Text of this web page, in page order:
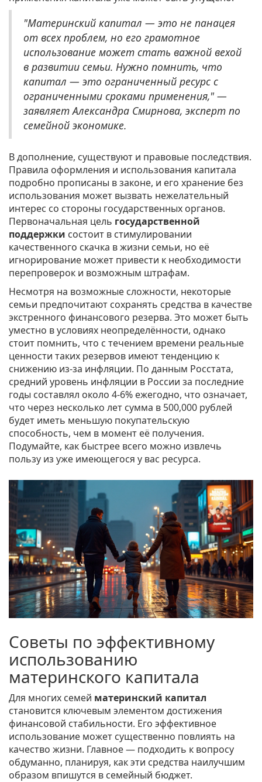
"Материнский капитал — это не панацея
от всех проблем, но его грамотное
использование может стать важной вехой
в развитии семьи. Нужно помнить, что
капитал — это ограниченный ресурс с
ограниченными сроками применения," —
заявляет Александра Смирнова, эксперт по
семейной экономике.
В дополнение, существуют и правовые последствия.
Правила оформления и использования капитала
подробно прописаны в законе, и его хранение без
использования может вызвать нежелательный
интерес со стороны государственных органов.
Первоначальная цель государственной
поддержки состоит в стимулировании
качественного скачка в жизни семьи, но её
игнорирование может привести к необходимости
перепроверок и возможным штрафам.
Несмотря на возможные сложности, некоторые
семьи предпочитают сохранять средства в качестве
экстренного финансового резерва. Это может быть
уместно в условиях неопределённости, однако
стоит помнить, что с течением времени реальные
ценности таких резервов имеют тенденцию к
снижению из-за инфляции. По данным Росстата,
средний уровень инфляции в России за последние
годы составлял около 4-6% ежегодно, что означает,
что через несколько лет сумма в 500,000 рублей
будет иметь меньшую покупательскую
способность, чем в момент её получения.
Подумайте, как быстрее всего можно извлечь
пользу из уже имеющегося у вас ресурса.
Советы по эффективному
использованию
материнского капитала
Для многих семей материнский капитал
становится ключевым элементом достижения
финансовой стабильности. Его эффективное
использование может существенно повлиять на
качество жизни. Главное — подходить к вопросу
обдуманно, планируя, как эти средства наилучшим
образом впишутся в семейный бюджет.